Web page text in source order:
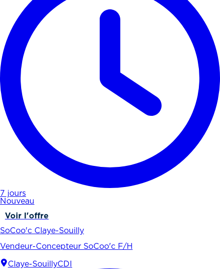
7 jours
Nouveau
Voir l'offre
SoCoo'c Claye-Souilly
Vendeur-Concepteur SoCoo'c F/H
Claye-SouillyCDI